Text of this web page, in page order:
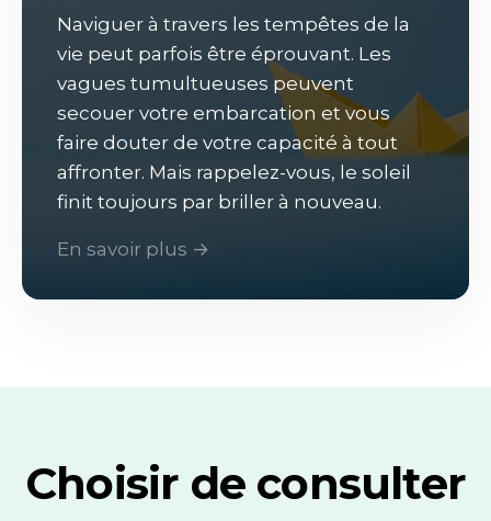
Naviguer à travers les tempêtes de la
vie peut parfois être éprouvant. Les
vagues tumultueuses peuvent
secouer votre embarcation et vous
faire douter de votre capacité à tout
affronter. Mais rappelez-vous, le soleil
finit toujours par briller à nouveau.
En savoir plus →
Choisir de consulter